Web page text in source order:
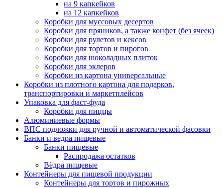
на 9 капкейков
на 12 капкейков
Коробки для муссовых десертов
Коробки для пряников, а также конфет (без ячеек)
Коробки для рулетов и кексов
Коробки для тортов и пирогов
Коробки для шоколадных плиток
Коробки для эклеров
Коробки из картона универсальные
Коробки из плотного картона для подарков,
транспортировки и маркетплейсов
Упаковка для фаст-фуда
Коробки для пиццы
Алюминиевые формы
ВПС подложки для ручной и автоматической фасовки
Банки и ведра пищевые
Банки пищевые
Распродажа остатков
Вёдра пищевые
Контейнеры для пищевой продукции
Контейнеры для тортов и пирожных